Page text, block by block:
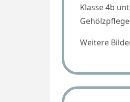
Klasse 4b
Weitere